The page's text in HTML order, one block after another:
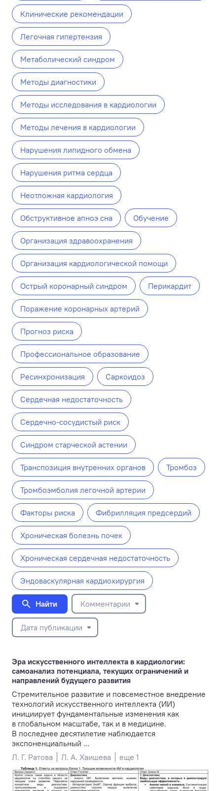
Клинические рекомендации
Легочная гипертензия
Метаболический синдром
Методы диагностики
Методы исследования в кардиологии
Методы лечения в кардиологии
Нарушения липидного обмена
Нарушения ритма сердца
Неотложная кардиология
Обструктивное апноэ сна Обучение
Организация здравоохранения
Организация кардиологической помощи
Острый коронарный синдром Перикардит
Поражение коронарных артерий
Прогноз риска
Профессиональное образование
Ресинхронизация Саркоидоз
Сердечная недостаточность
Сердечно-сосудистый риск
Синдром старческой астении
Транспозиция внутренних органов Тромбоз
Тромбоэмболия легочной артерии
Факторы риска Фибрилляция предсердий
Хроническая болезнь почек
Хроническая сердечная недостаточность
Эндоваскулярная кардиохирургия
Найти Комментарии
Дата публикации
Эра искусственного интеллекта в кардиологии:
самоанализ потенциала, текущих ограничений и
направлений будущего развития
Стремительное развитие и повсеместное внедрение
технологий искусственного интеллекта (ИИ)
инициирует фундаментальные изменения как
в глобальном масштабе, так и в медицине.
В последнее десятилетие наблюдается
экспоненциальный ...
Л. Г. Ратова
Л. А. Хаишева еще 1